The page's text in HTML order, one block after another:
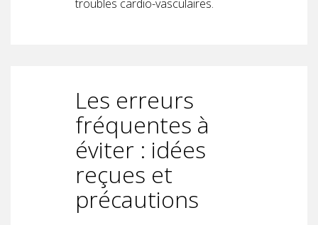
troubles cardio-vasculaires.
Les erreurs
fréquentes à
éviter : idées
reçues et
précautions